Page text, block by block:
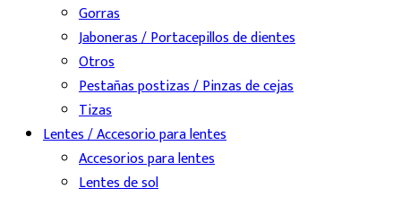
Gorras
Jaboneras / Portacepillos de dientes
Otros
Pestañas postizas / Pinzas de cejas
Tizas
Lentes / Accesorio para lentes
Accesorios para lentes
Lentes de sol